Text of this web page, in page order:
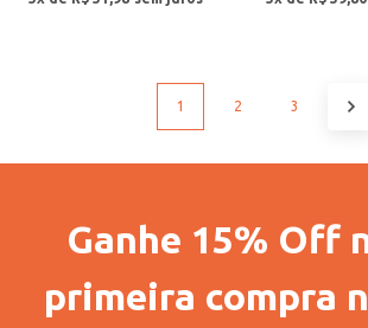
1 2 3
Ganhe 15% Off
primeira compra